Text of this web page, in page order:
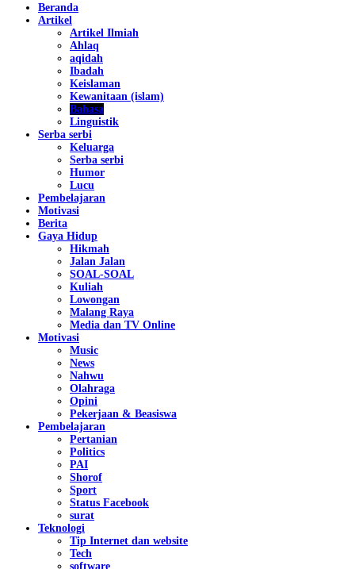
Beranda
Artikel
Artikel Ilmiah
Ahlaq
aqidah
Ibadah
Keislaman
Kewanitaan (islam)
Bahasa
Linguistik
Serba serbi
Keluarga
Serba serbi
Humor
Lucu
Pembelajaran
Motivasi
Berita
Gaya Hidup
Hikmah
Jalan Jalan
SOAL-SOAL
Kuliah
Lowongan
Malang Raya
Media dan TV Online
Motivasi
Music
News
Nahwu
Olahraga
Opini
Pekerjaan & Beasiswa
Pembelajaran
Pertanian
Politics
PAI
Shorof
Sport
Status Facebook
surat
Teknologi
Tip Internet dan website
Tech
software